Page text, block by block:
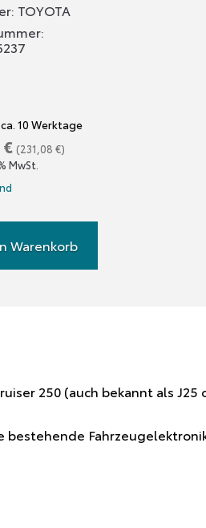
TOYOTA
10 Werktage
€ (231,08 €)
MwSt.
Warenkorb
250 (auch bekannt als J25